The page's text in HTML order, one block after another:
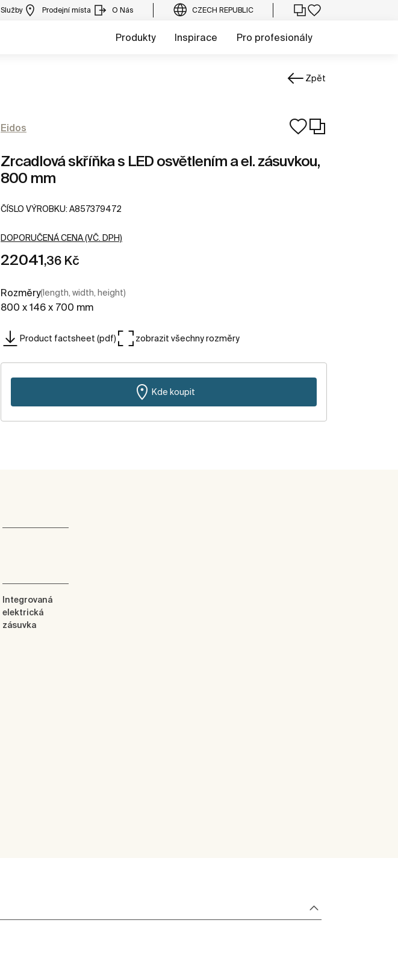
Služby Prodejní místa O Nás CZECH REPUBLIC
Produkty Inspirace Pro profesionály
Zpět
Eidos
Zrcadlová skříňka s LED osvětlením a el. zásuvkou,
800 mm
ČÍSLO VÝROBKU: A857379472
DOPORUČENÁ CENA (VČ. DPH)
22041,36 Kč
Rozměry(length, width, height)
800 x 146 x 700 mm
Product factsheet (pdf) zobrazit všechny rozměry
Kde koupit
Integrovaná
elektrická
zásuvka